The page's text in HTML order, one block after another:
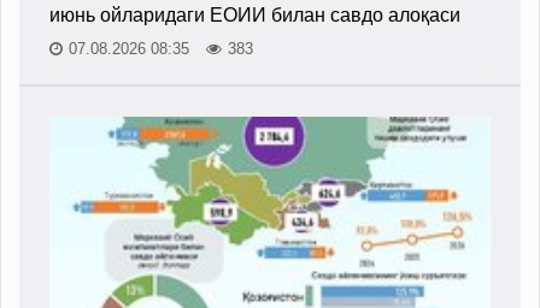
июнь ойларидаги ЕОИИ билан савдо алоқаси
07.08.2026 08:35 383